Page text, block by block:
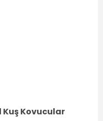
Kovucular